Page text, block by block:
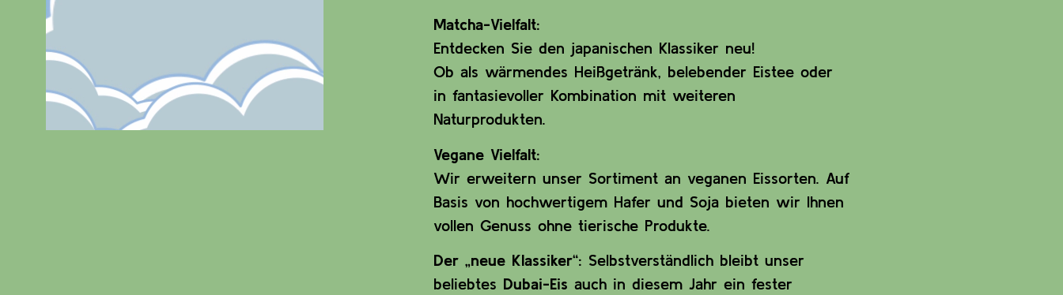
Matcha-Vielfalt:
Entdecken Sie den japanischen Klassiker neu!
Ob als wärmendes Heißgetränk, belebender Eistee oder
in fantasievoller Kombination mit weiteren
Naturprodukten.
Vegane Vielfalt:
Wir erweitern unser Sortiment an veganen Eissorten. Auf
Basis von hochwertigem Hafer und Soja bieten wir Ihnen
vollen Genuss ohne tierische Produkte.
Der „neue Klassiker“: Selbstverständlich bleibt unser
beliebtes Dubai-Eis auch in diesem Jahr ein fester